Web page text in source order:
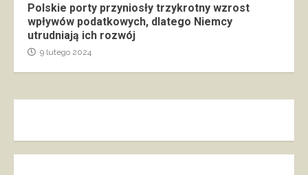
Polskie porty przyniosły trzykrotny wzrost
wpływów podatkowych, dlatego Niemcy
utrudniają ich rozwój
9 lutego 2024